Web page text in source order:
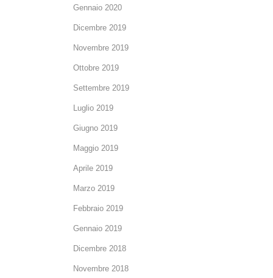
Gennaio 2020
Dicembre 2019
Novembre 2019
Ottobre 2019
Settembre 2019
Luglio 2019
Giugno 2019
Maggio 2019
Aprile 2019
Marzo 2019
Febbraio 2019
Gennaio 2019
Dicembre 2018
Novembre 2018